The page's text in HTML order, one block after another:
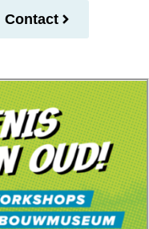
Contact